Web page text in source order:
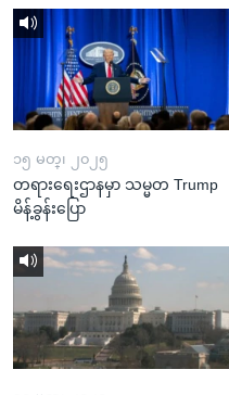
၁၅ မတ္၊ ၂၀၂၅
တရားရေးဌာနမှာ သမ္မတ Trump
မိန့်ခွန်းပြော